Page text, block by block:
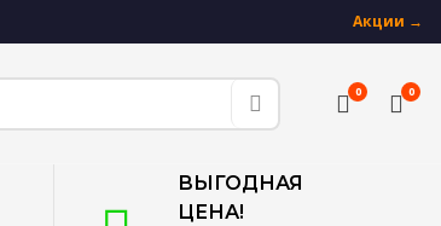
Акции →
0 0
ВЫГОДНАЯ
ЦЕНА!